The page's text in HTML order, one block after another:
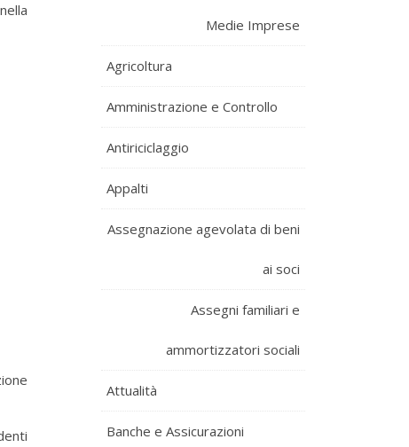
Medie Imprese
Agricoltura
Amministrazione e Controllo
Antiriciclaggio
Appalti
Assegnazione agevolata di beni
ai soci
Assegni familiari e
ammortizzatori sociali
Attualità
Banche e Assicurazioni